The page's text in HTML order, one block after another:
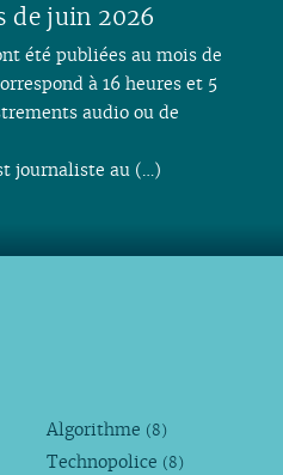
de juin 2026
été publiées au mois de
à 16 heures et 5
audio ou de
journaliste au (…)
Algorithme (8)
Technopolice (8)